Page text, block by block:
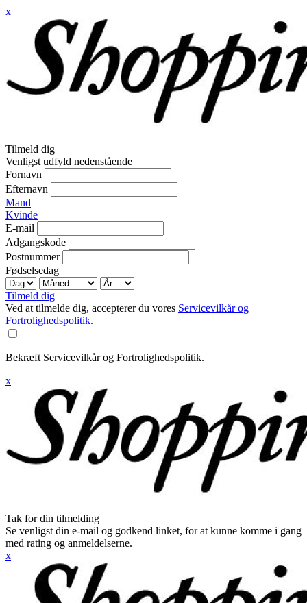
x
Tilmeld dig
Venligst udfyld nedenstående
Fornavn
Efternavn
Mand
Kvinde
E-mail
Adgangskode
Postnummer
Fødselsedag
Tilmeld dig
Ved at tilmelde dig, accepterer du vores Servicevilkår og
Fortrolighedspolitik.
Bekræft Servicevilkår og Fortrolighedspolitik.
x
Tak for din tilmelding
Se venligst din e-mail og godkend linket, for at kunne komme i gang
med rating og anmeldelserne.
x